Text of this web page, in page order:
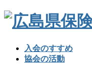
入会のすすめ
協会の活動